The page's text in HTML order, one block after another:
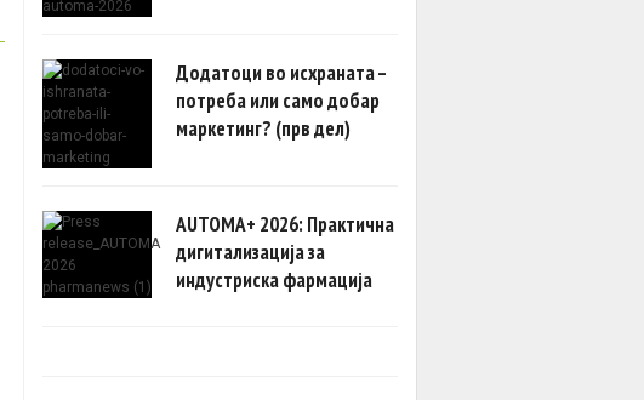
Додатоци во исхраната –
потреба или само добар
маркетинг? (прв дел)
AUTOMA+ 2026: Практична
дигитализација за
индустриска фармација